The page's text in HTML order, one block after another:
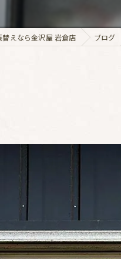
替えなら金沢屋 岩倉店 ブログ